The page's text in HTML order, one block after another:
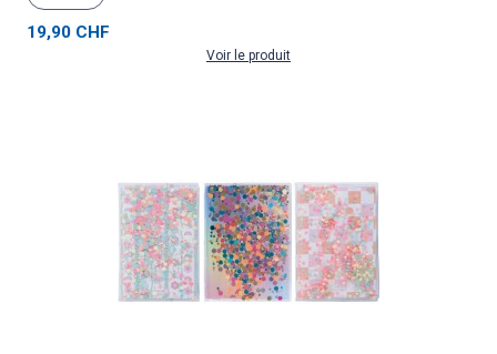
19,90 CHF
Voir le produit